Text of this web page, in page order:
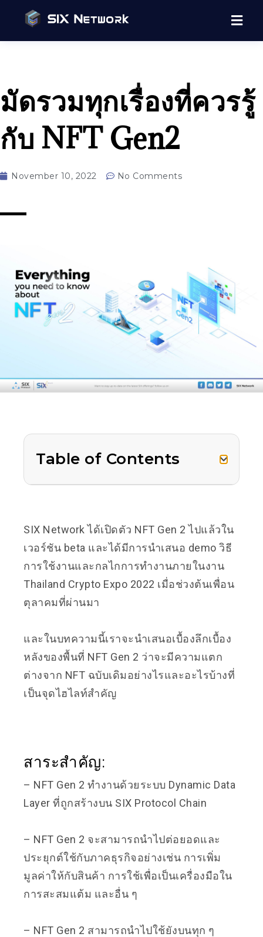
มัดรวมทุกเรื่องที่ควรรู้
กับ NFT Gen2
November 10, 2022 No Comments
Table of Contents
SIX Network ได้เปิดตัว NFT Gen 2 ไปแล้วใน
เวอร์ชัน beta และได้มีการนำเสนอ demo วิธี
การใช้งานและกลไกการทำงานภายในงาน
Thailand Crypto Expo 2022 เมื่อช่วงต้นเพื่อน
ตุลาคมที่ผ่านมา
และในบทความนี้เราจะนำเสนอเบื้องลึกเบื้อง
หลังของพื้นที่ NFT Gen 2 ว่าจะมีความแตก
ต่างจาก NFT ฉบับเดิมอย่างไรและอะไรบ้างที่
เป็นจุดไฮไลท์สำคัญ
สาระสำคัญ:
– NFT Gen 2 ทำงานด้วยระบบ Dynamic Data
Layer ที่ถูกสร้างบน SIX Protocol Chain
– NFT Gen 2 จะสามารถนำไปต่อยอดและ
ประยุกต์ใช้กับภาคธุรกิจอย่างเช่น การเพิ่ม
มูลค่าให้กับสินค้า การใช้เพื่อเป็นเครื่องมือใน
การสะสมแต้ม และอื่น ๆ
– NFT Gen 2 สามารถนำไปใช้ยังบนทุก ๆ